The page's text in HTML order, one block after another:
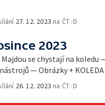
27. 12. 2023 na ČT :D
2023
se chystají na koledu
— Obrázky + KOLEDA
26. 12. 2023 na ČT :D